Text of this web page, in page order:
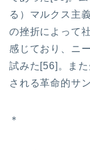
る）マルクス主
の挫折によって
感じており、ニ
試みた[56]。ま
される革命的サ
＊